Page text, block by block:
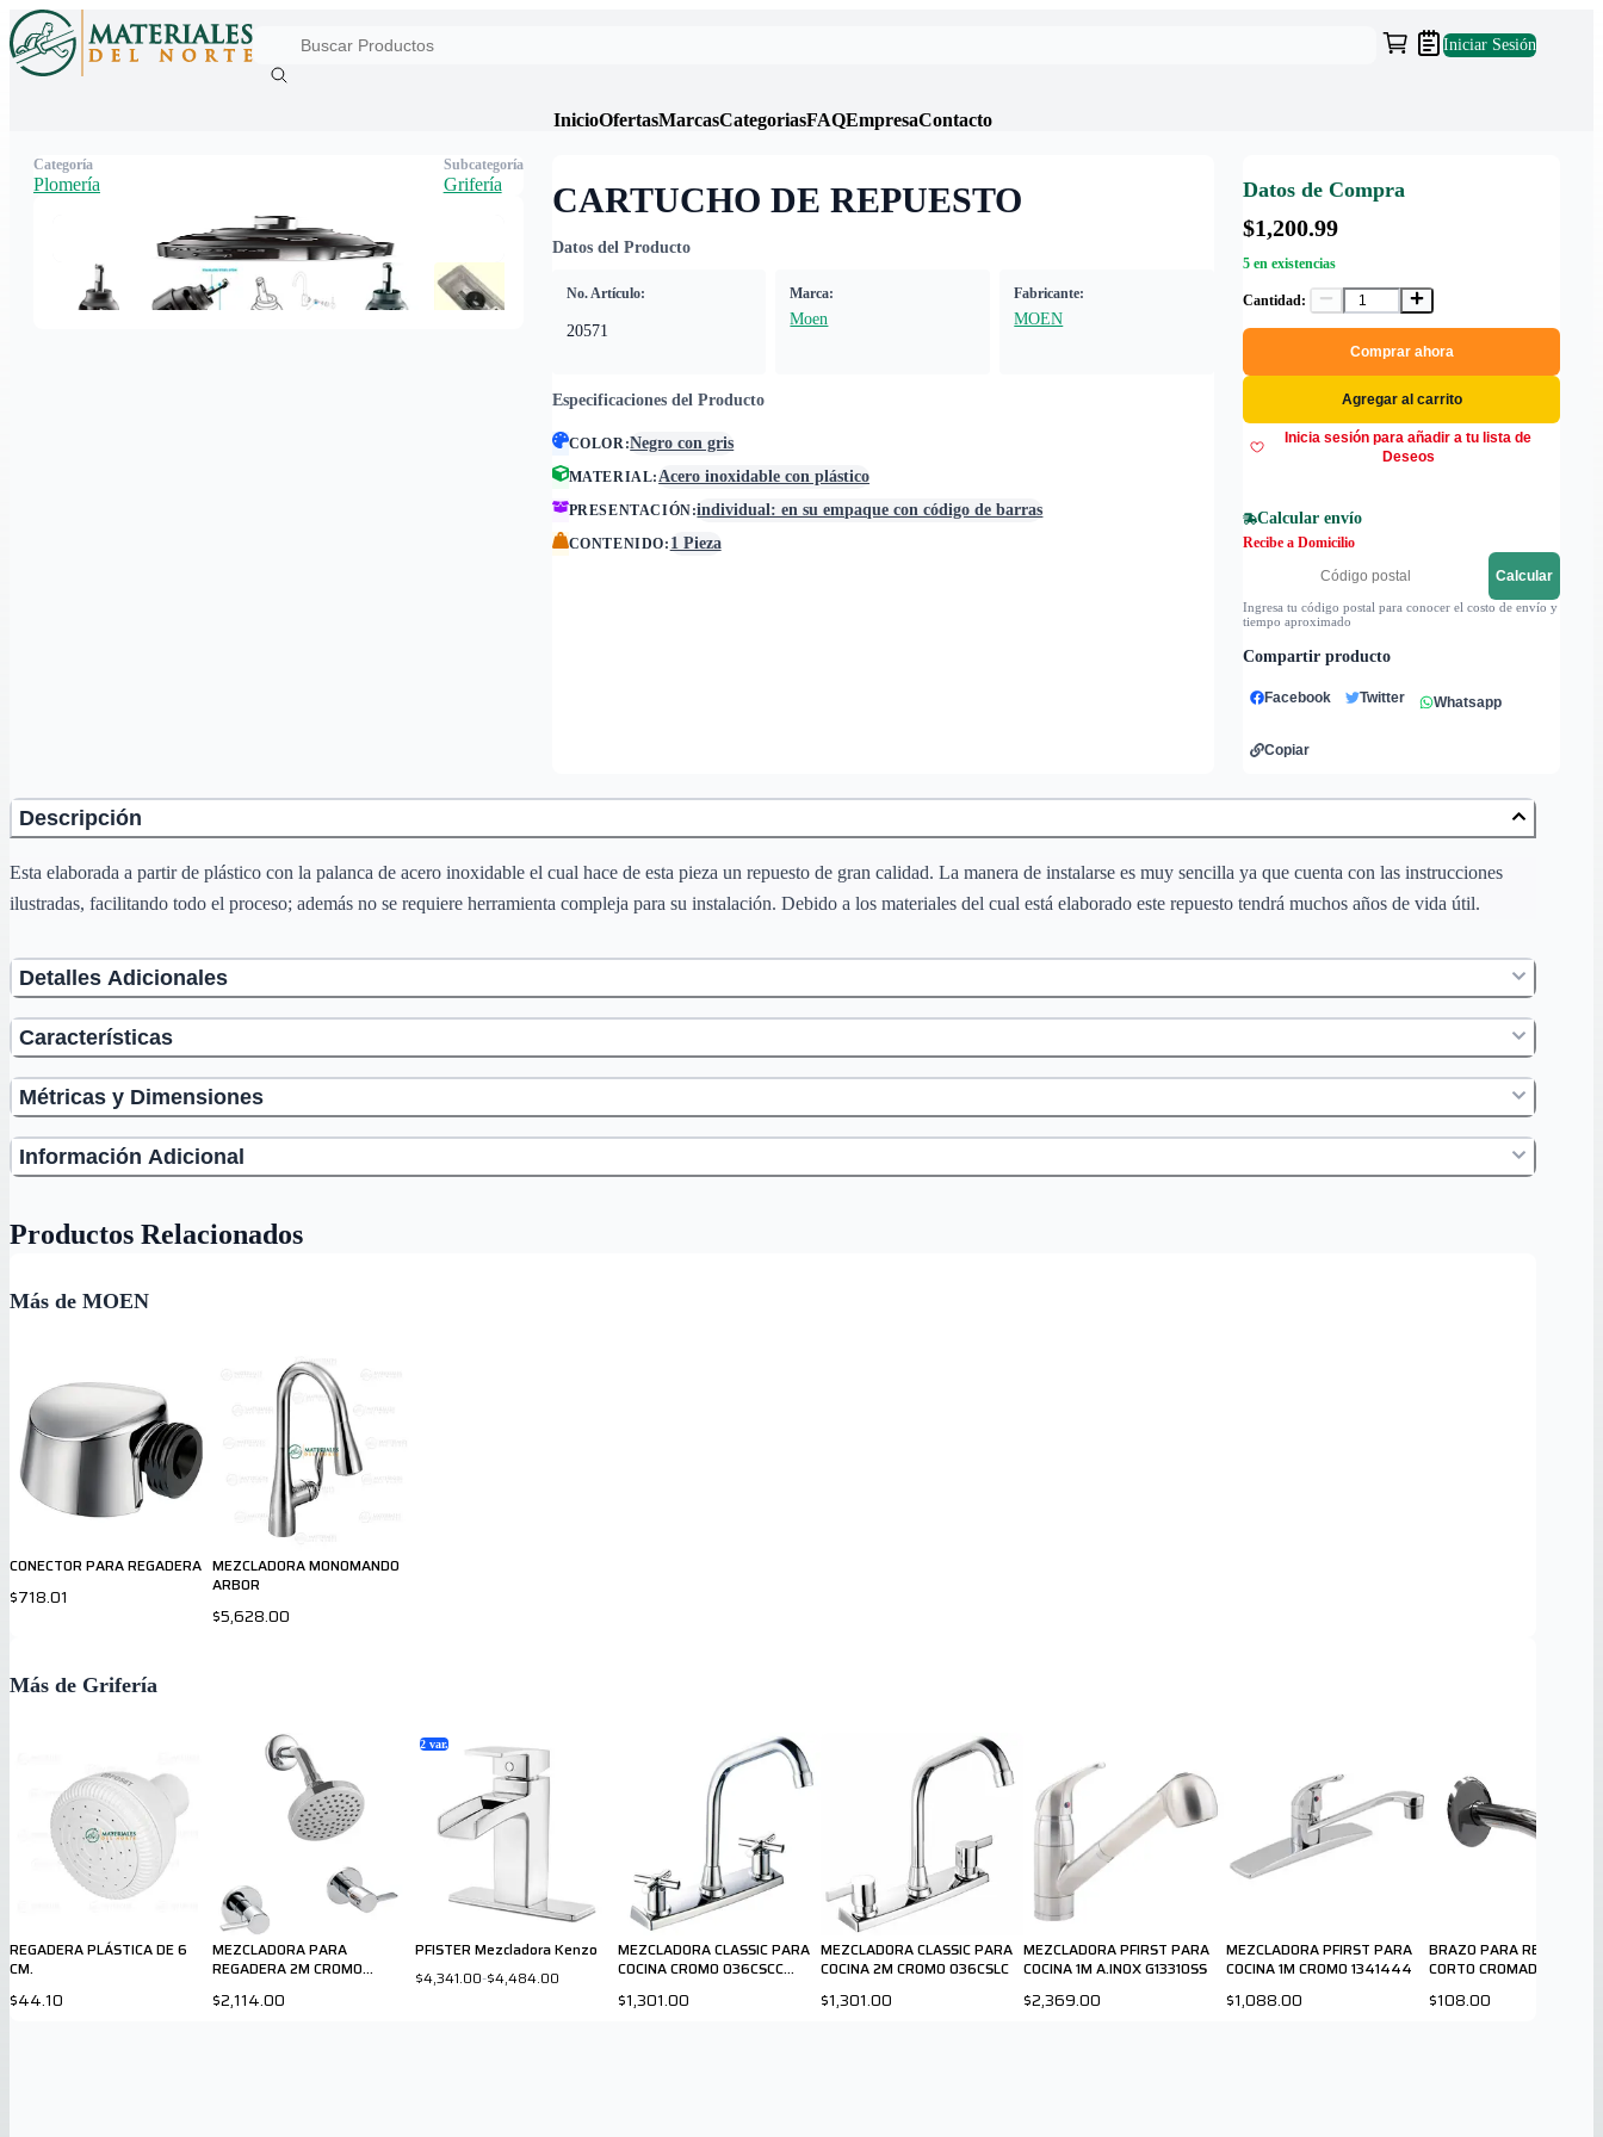
Iniciar Sesión
InicioOfertasMarcasCategoriasFAQEmpresaContacto
CARTUCHO DE REPUESTO
Datos del Producto
No. Artículo:
20571
Marca:
Moen
Fabricante:
MOEN
Especificaciones del Producto
COLOR:Negro con gris
MATERIAL:Acero inoxidable con plástico
PRESENTACIÓN:individual: en su empaque con código de barras
CONTENIDO: 1 Pieza
Datos de Compra
$1,200.99
5 en existencias
Cantidad:
Comprar ahora
Agregar al carrito
Inicia sesión para añadir a tu lista de
Deseos
Calcular envío
Recibe a Domicilio
Calcular
Ingresa tu código postal para conocer el costo de envío y
tiempo aproximado
Compartir producto
Facebook Twitter Whatsapp
Copiar
Categoría
Plomería
Subcategoría
Grifería
Descripción
Esta elaborada a partir de plástico con la palanca de acero inoxidable el cual hace de esta pieza un repuesto de gran calidad. La manera de instalarse es muy sencilla ya que cuenta con las instrucciones
ilustradas, facilitando todo el proceso; además no se requiere herramienta compleja para su instalación. Debido a los materiales del cual está elaborado este repuesto tendrá muchos años de vida útil.
Detalles Adicionales
Características
Métricas y Dimensiones
Información Adicional
Productos Relacionados
Más de MOEN
CONECTOR PARA REGADERA
$718.01
MEZCLADORA MONOMANDO
ARBOR
$5,628.00
Más de Grifería
REGADERA PLÁSTICA DE 6
CM.
$44.10
MEZCLADORA PARA
REGADERA 2M CROMO
$2,114.00
2 var.
PFISTER Mezcladora Kenzo
$4,341.00-$4,484.00
MEZCLADORA CLASSIC PARA
COCINA CROMO 036CSCC
$1,301.00
MEZCLADORA CLASSIC PARA
COCINA 2M CROMO 036CSLC
$1,301.00
MEZCLADORA PFIRST PARA
COCINA 1M A.INOX G13310SS
$2,369.00
MEZCLADORA PFIRST PARA
COCINA 1M CROMO 1341444
$1,088.00
BRAZO PARA REGADERA
CORTO CROMADO
$108.00